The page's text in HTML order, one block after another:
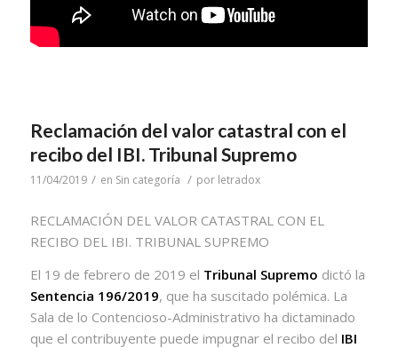
Reclamación del valor catastral con el
recibo del IBI. Tribunal Supremo
11/04/2019 / en Sin categoría / por letradox
RECLAMACIÓN DEL VALOR CATASTRAL CON EL
RECIBO DEL IBI. TRIBUNAL SUPREMO
El 19 de febrero de 2019 el Tribunal Supremo dictó la
Sentencia 196/2019, que ha suscitado polémica. La
Sala de lo Contencioso-Administrativo ha dictaminado
que el contribuyente puede impugnar el recibo del IBI